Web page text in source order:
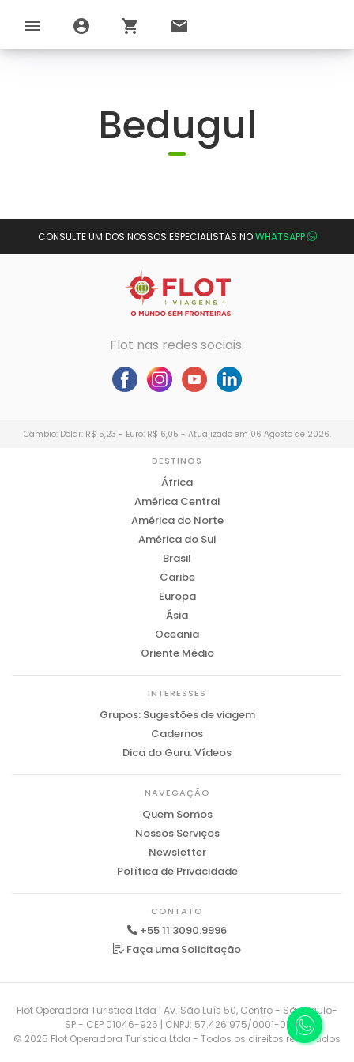
menu account_circle shopping_cart email
Bedugul
CONSULTE UM DOS NOSSOS ESPECIALISTAS NOWHATSAPP
Flot nas redes sociais:
Câmbio: Dólar: R$ 5,23 - Euro: R$ 6,05 - Atualizado em 06 Agosto de 2026.
DESTINOS
África
América Central
América do Norte
América do Sul
Brasil
Caribe
Europa
Ásia
Oceania
Oriente Médio
INTERESSES
Grupos: Sugestões de viagem
Cadernos
Dica do Guru: Vídeos
NAVEGAÇÃO
Quem Somos
Nossos Serviços
Newsletter
Política de Privacidade
CONTATO
+55 11 3090.9996
Faça uma Solicitação
Flot Operadora Turistica Ltda | Av. São Luís 50, Centro - São Paulo-
SP - CEP 01046-926 | CNPJ: 57.426.975/0001-01
© 2025 Flot Operadora Turistica Ltda - Todos os direitos reservados